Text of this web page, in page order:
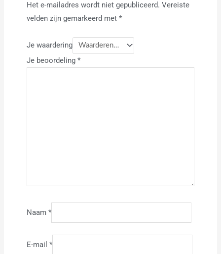
Het e-mailadres wordt niet gepubliceerd. Vereiste
velden zijn gemarkeerd met *
Je waardering
Je beoordeling *
Naam *
E-mail *